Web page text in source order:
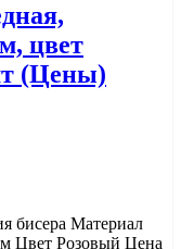
цвет
(Цены)
бисера Материал
Цвет Розовый Цена